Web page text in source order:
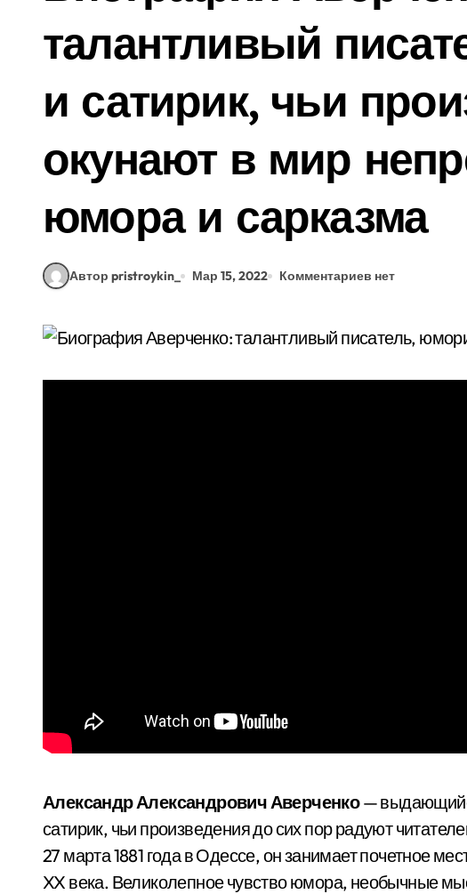
талантливый
и сатирик, чьи
окунают в мир
юмора и сарказма
Автор pristroykin_ Мар 15, 2022 Комментариев нет
Александр Александрович Аверченко—
сатирик, чьи произведения до сих пор радуют
27 марта 1881 года в Одессе, он занимает почетное
XX века. Великолепное чувство юмора, необычные